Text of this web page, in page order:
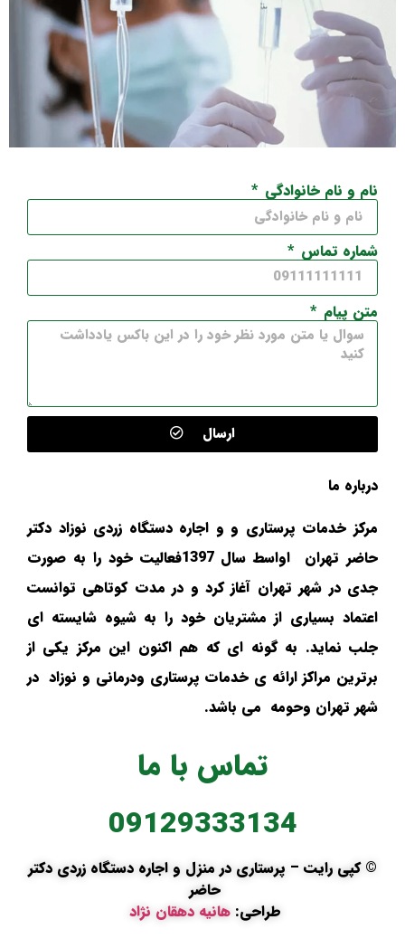
نام و نام خانوادگی
شماره تماس
متن پیام
ارسال
درباره ما
مرکز خدمات پرستاری و و اجاره دستگاه زردی نوزاد دکتر
حاضر تهران اواسط سال 1397فعالیت خود را به صورت
جدی در شهر تهران آغاز کرد و در مدت کوتاهی توانست
اعتماد بسیاری از مشتریان خود را به شیوه شایسته ای
جلب نماید. به گونه ای که هم اکنون این مرکز یکی از
برترین مراکز ارائه ی خدمات پرستاری ودرمانی و نوزاد در
شهر تهران وحومه می باشد.
تماس با ما
09129333134
© کپی رایت – پرستاری در منزل و اجاره دستگاه زردی دکتر
حاضر
طراحی:هانیه دهقان نژاد